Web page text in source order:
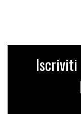
Iscriviti